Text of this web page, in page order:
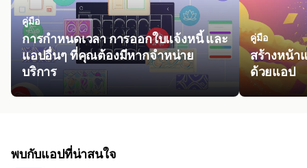
คู่มือ
การกำหนดเวลา การออกใบแจ้งหนี้ และ
แอปอื่นๆ ที่คุณต้องมีหากจำหน่าย
บริการ
คู่มือ
สร้างหน้า
ด้วยแอป
พบกับแอปที่น่าสนใจ